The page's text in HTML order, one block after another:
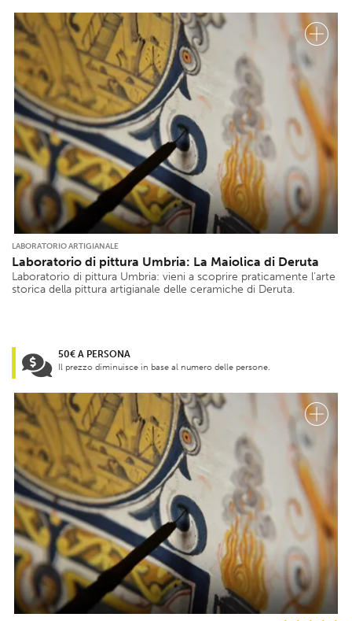
LABORATORIO ARTIGIANALE
Laboratorio di pittura Umbria: La Maiolica di Deruta
Laboratorio di pittura Umbria: vieni a scoprire praticamente l’arte
storica della pittura artigianale delle ceramiche di Deruta.
50€ A PERSONA
Il prezzo diminuisce in base al numero delle persone.